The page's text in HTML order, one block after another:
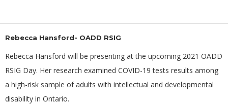
Rebecca Hansford- OADD RSIG
Rebecca Hansford will be presenting at the upcoming 2021 OADD
RSIG Day. Her research examined COVID-19 tests results among
a high-risk sample of adults with intellectual and developmental
disability in Ontario.